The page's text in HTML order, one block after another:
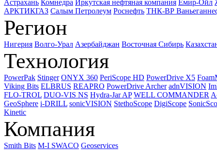
Астрахань Комнедра Иркутская нефтяная компания Емир-Ойл
АРКТИКГАЗ Салым Петролеум Роснефть ТНК-ВР
Регион
Нигерия Волго-Урал Азербайджан Восточная Сибирь
Технология
PowerPak Stinger ONYX 360 PeriScope HD PowerDrive X5
Viking Bits ELBRUS REAPRO PowerDrive Archer adnVISION
FLO-TROL DUO-VIS NS Hydra-Jar AP WELL COMMANDER
GeoSphere i-DRILL sonicVISION StethoScope DigiScope
Kinetic
Компания
Smith Bits M-I SWACO Geoservices